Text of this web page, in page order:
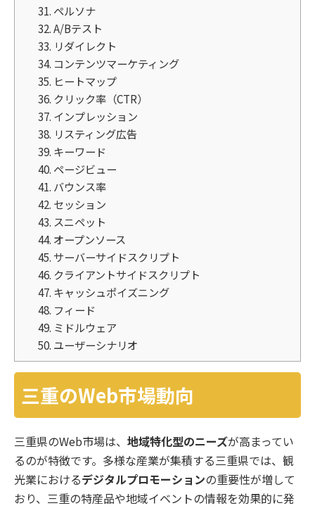
31. ペルソナ
32. A/Bテスト
33. リダイレクト
34. コンテンツマーケティング
35. ヒートマップ
36. クリック率（CTR）
37. インプレッション
38. リスティング広告
39. キーワード
40. ページビュー
41. バウンス率
42. セッション
43. スニペット
44. オープンソース
45. サーバーサイドスクリプト
46. クライアントサイドスクリプト
47. キャッシュポイズニング
48. フィード
49. ミドルウェア
50. ユーザーシナリオ
三重のWeb市場動向
三重県のWeb市場は、 地域特化型のニーズが高まってい
るのが特徴です。多様な産業が集積する三重県では、観
光業におけるデジタルプロモーションの重要性が増して
おり、三重の特産品や地域イベントの情報を効果的に発